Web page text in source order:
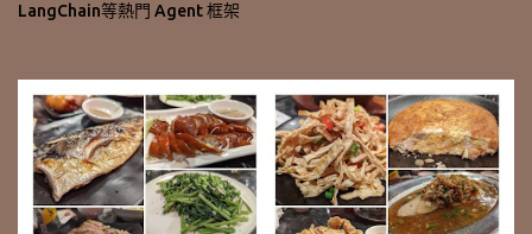
LangChain等熱門 Agent 框架